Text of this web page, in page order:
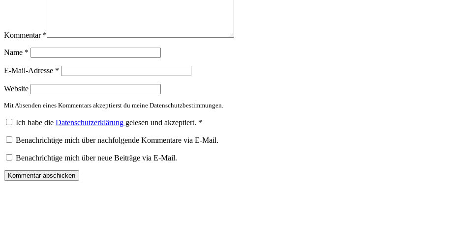
Kommentar *
Name *
E-Mail-Adresse *
Website
Mit Absenden eines Kommentars akzeptierst du meine Datenschutzbestimmungen.
Ich habe die Datenschutzerklärung gelesen und akzeptiert. *
Benachrichtige mich über nachfolgende Kommentare via E-Mail.
Benachrichtige mich über neue Beiträge via E-Mail.